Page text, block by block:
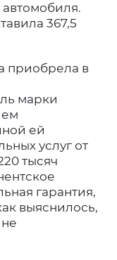
автомобиля.
367,5
приобрела в
марки
ей
услуг от
тысяч
гарантия,
выяснилось,